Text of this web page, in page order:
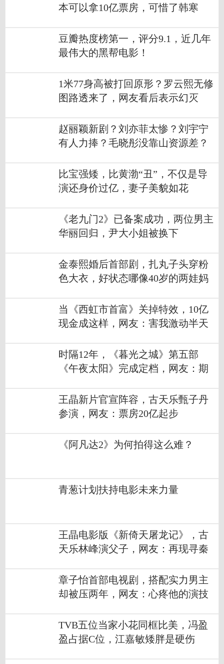
本可以拿10亿票房，可惜了韩寒
豆瓣热度榜第一，评分9.1，近几年
最伟大的黑帮电影！
1米77身高被打回原形？罗云熙无修
图路透来了，网友看后表示幻灭
赵丽颖新剧？刘亦菲太惨？刘宇宁
有人力捧？毛晓彤没靠山资源差？
比宝强矮，比黄渤“丑”，不仅是导
演还身价过亿，妻子美貌如花
《老九门2》已备案成功，两位男主
华丽回归，尹大小姐被换下
金泰熙婚后首部剧，扎丸子头穿粉
色大衣，好状态哪像40岁的两娃妈
当《西虹市首富》关掉特效，10亿
现金成这样，网友：害我激动半天
时隔12年，《暮光之城》第五部
《午夜太阳》完成定档，网友：期
王晶新片官宣阵容，古天乐甄子丹
参演，网友：票房20亿起步
《阿凡达2》为何拍得这么难？
青葱计划扶持电影未来力量
王晶电影版《新倚天屠龙记》，古
天乐林峰演父子，网友：再现寻秦
章子怡首部电视剧，搭配实力男主
却被压两年，网友：心疼他的演技
TVB五位当家小花同框比美，冯盈
盈占据C位，江嘉敏矮胖是硬伤